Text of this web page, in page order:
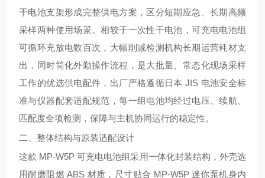
干电池支架形成完整供电方案，区分短期应急、长期高频
采样两种使用场景。相较于一次性干电池，可充电电池组
可循环充放电数百次，大幅削减检测机构长期运营耗材支
出，同时简化外勤操作流程，是大批量、常态化现场采样
工作的优选供电配件，出厂严格遵循日本 JIS 电池安全标
准与仪器配套适配规范，每一组电池均经过电压、续航、
匹配度全项检测，保障与主机协同运行的稳定性。
二、整体结构与原装适配设计
这款 MP-W5P 可充电电池组采用一体化封装结构，外壳选
用耐磨阻燃 ABS 材质，尺寸贴合 MP-W5P 迷你泵机身内